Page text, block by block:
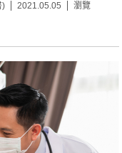
)
2021.05.05
瀏覽